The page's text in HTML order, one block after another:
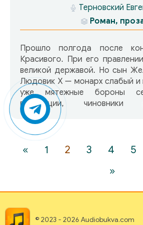
что главная тема романа
выстоять, преодолеть
трудности и помочь близким. Второй
романа изображает
Атланты, не менее
предшествующий
Скарлетт находит
приспосабливается к новым
вызывает этим осуждение
любовь — ненависть к Ретту
провалы в их отношениях,
разрывы и исполненные
Терновский
Роман,
Прошло полгода после
Красивого. При его
великой державой. Но сын
Людовик X — монарх слабый и
уже мятежные бороны
провинции, чиновники
государственную казну. В
возможно, это всего
проклятие Великого
тамплиеров…
« 1 2 3 4 5
»
© 2023 - 2026 Audiobukva.com